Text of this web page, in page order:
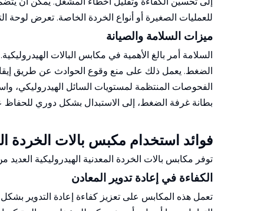
للعمليات الصغيرة أو أنواع الخردة الخاصة. تعرض لوحة
ميزات السلامة والصيانة
السلامة أمر بالغ الأهمية في مكابس البالات
الضغط. يعمل ذلك على منع وقوع الحوادث عن طريق
الفحوصات المنتظمة لمستويات السائل الهيدروليكي،
بطانة غرفة الضغط، إلى الاستبدال بشكل دوري للحفاظ
فوائد استخدام مكبس بالات الخردة
توفر مكابس بالات الخردة المعدنية الهيدروليكية
الكفاءة في إعادة تدوير المعادن
تعمل هذه المكابس على تعزيز كفاءة إعادة التدوير